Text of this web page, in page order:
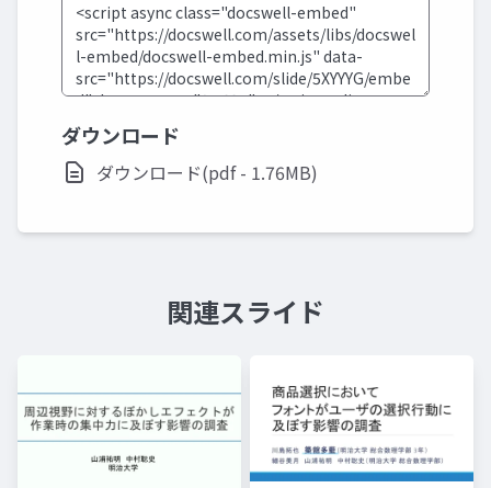
ダウンロード
ダウンロード(pdf - 1.76MB)
関連スライド